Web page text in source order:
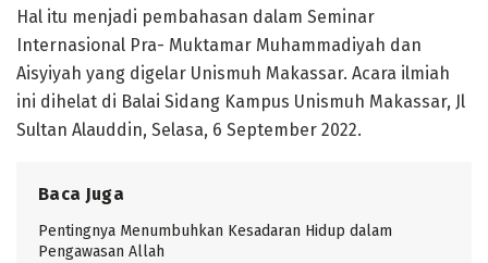
Hal itu menjadi pembahasan dalam Seminar
Internasional Pra- Muktamar Muhammadiyah dan
Aisyiyah yang digelar Unismuh Makassar. Acara ilmiah
ini dihelat di Balai Sidang Kampus Unismuh Makassar, Jl
Sultan Alauddin, Selasa, 6 September 2022.
Baca Juga
Pentingnya Menumbuhkan Kesadaran Hidup dalam
Pengawasan Allah